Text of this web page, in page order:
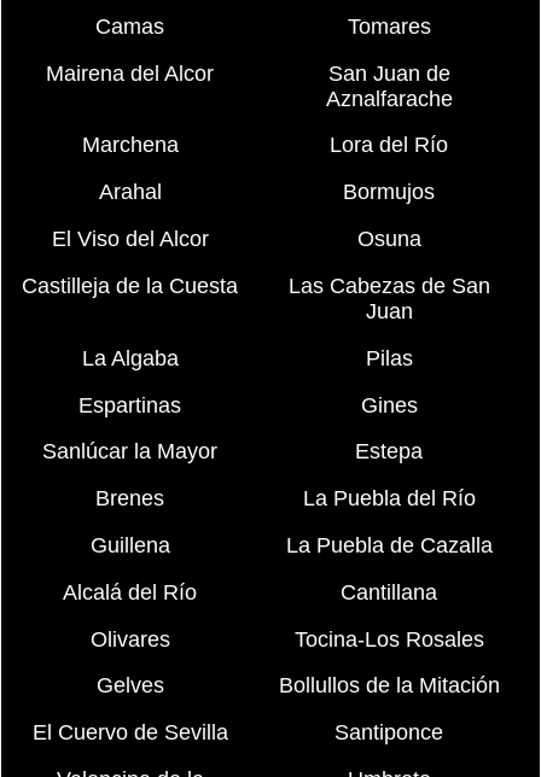
Camas
Tomares
Mairena del Alcor
San Juan de
Aznalfarache
Marchena
Lora del Río
Arahal
Bormujos
El Viso del Alcor
Osuna
Castilleja de la Cuesta
Las Cabezas de San
Juan
La Algaba
Pilas
Espartinas
Gines
Sanlúcar la Mayor
Estepa
Brenes
La Puebla del Río
Guillena
La Puebla de Cazalla
Alcalá del Río
Cantillana
Olivares
Tocina-Los Rosales
Gelves
Bollullos de la Mitación
El Cuervo de Sevilla
Santiponce